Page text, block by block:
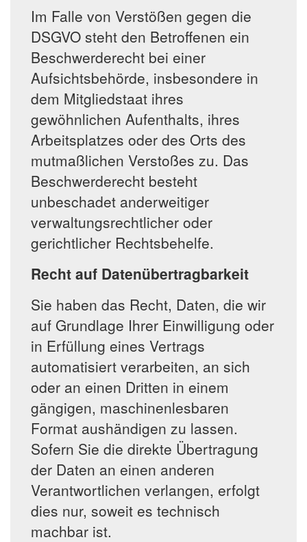
Im Falle von Verstößen gegen die
DSGVO steht den Betroffenen ein
Beschwerderecht bei einer
Aufsichtsbehörde, insbesondere in
dem Mitgliedstaat ihres
gewöhnlichen Aufenthalts, ihres
Arbeitsplatzes oder des Orts des
mutmaßlichen Verstoßes zu. Das
Beschwerderecht besteht
unbeschadet anderweitiger
verwaltungsrechtlicher oder
gerichtlicher Rechtsbehelfe.
Recht auf Datenübertragbarkeit
Sie haben das Recht, Daten, die wir
auf Grundlage Ihrer Einwilligung oder
in Erfüllung eines Vertrags
automatisiert verarbeiten, an sich
oder an einen Dritten in einem
gängigen, maschinenlesbaren
Format aushändigen zu lassen.
Sofern Sie die direkte Übertragung
der Daten an einen anderen
Verantwortlichen verlangen, erfolgt
dies nur, soweit es technisch
machbar ist.